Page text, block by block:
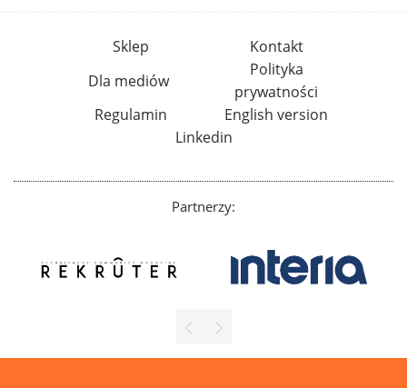
Sklep
Kontakt
Dla mediów
Polityka
prywatności
Regulamin
English version
Linkedin
Partnerzy: